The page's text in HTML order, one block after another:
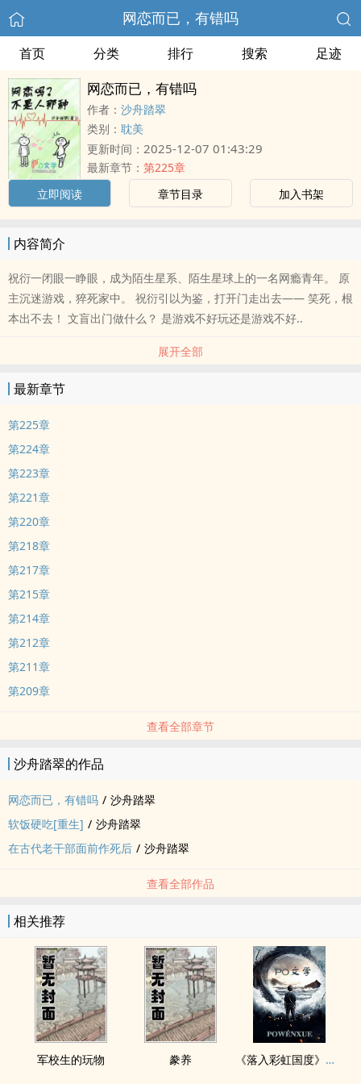
网恋而已，有错吗
首页 分类 排行 搜索 足迹
网恋而已，有错吗
作者： 沙舟踏翠
类别： 耽美
更新时间： 2025-12-07 01:43:29
最新章节： 第225章
立即阅读
章节目录 加入书架
内容简介
祝衍一闭眼一睁眼，成为陌生星系、陌生星球上的一名网瘾青年。 原
主沉迷游戏，猝死家中。 祝衍引以为鉴，打开门走出去—— 笑死，根
本出不去！ 文盲出门做什么？ 是游戏不好玩还是游戏不好..
展开全部
最新章节
第225章
第224章
第223章
第221章
第220章
第218章
第217章
第215章
第214章
第212章
第211章
第209章
查看全部章节
沙舟踏翠的作品
网恋而已，有错吗 / 沙舟踏翠
软饭硬吃[重生] / 沙舟踏翠
在古代老干部面前作死后 / 沙舟踏翠
查看全部作品
相关推荐
军校生的玩物 豢养 《落入彩虹国度》穿越+西幻+言情